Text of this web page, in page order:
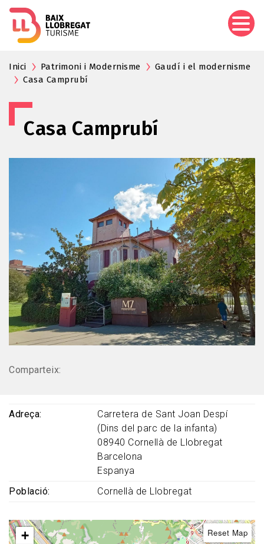
Inici Patrimoni i Modernisme
Gaudí i el modernisme
Casa Camprubí
Casa Camprubí
Comparteix:
Adreça
Carretera de Sant Joan Despí
(Dins del parc de la infanta)
08940 Cornellà de Llobregat
Barcelona
Espanya
Població
Cornellà de Llobregat
+
Reset Map